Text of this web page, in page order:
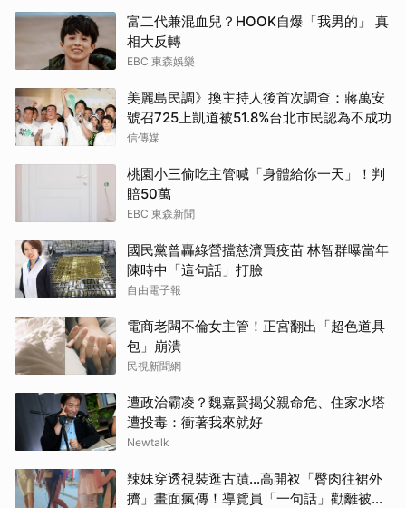
富二代兼混血兒？HOOK自爆「我男的」 真
相大反轉
EBC 東森娛樂
美麗島民調》換主持人後首次調查：蔣萬安
號召725上凱道被51.8%台北市民認為不成功
信傳媒
桃園小三偷吃主管喊「身體給你一天」！判
賠50萬
EBC 東森新聞
國民黨曾轟綠營擋慈濟買疫苗 林智群曝當年
陳時中「這句話」打臉
自由電子報
電商老闆不倫女主管！正宮翻出「超色道具
包」崩潰
民視新聞網
遭政治霸凌？魏嘉賢揭父親命危、住家水塔
遭投毒：衝著我來就好
Newtalk
辣妹穿透視裝逛古蹟…高開衩「臀肉往裙外
擠」畫面瘋傳！導覽員「一句話」勸離被狂